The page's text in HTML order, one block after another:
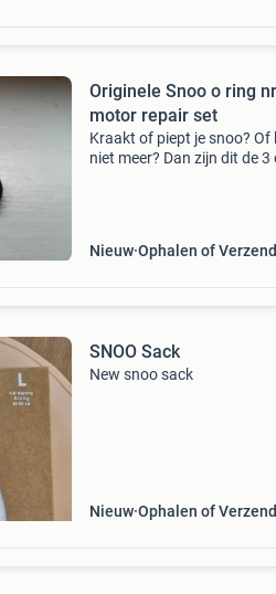
Originele Snoo o ring
motor repair set
Kraakt of piept je snoo? Of
niet meer? Dan zijn dit de
Nieuw Ophalen of
SNOO Sack
New snoo sack
Nieuw Ophalen of